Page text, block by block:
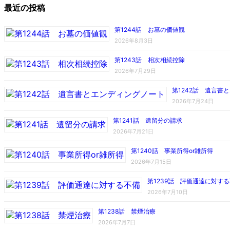
最近の投稿
第1244話 お墓の価値観
2026年8月3日
第1243話 相次相続控除
2026年7月29日
第1242話 遺言書と
2026年7月24日
第1241話 遺留分の請求
2026年7月21日
第1240話 事業所得or雑所得
2026年7月15日
第1239話 評価通達に対す
2026年7月10日
第1238話 禁煙治療
2026年7月7日